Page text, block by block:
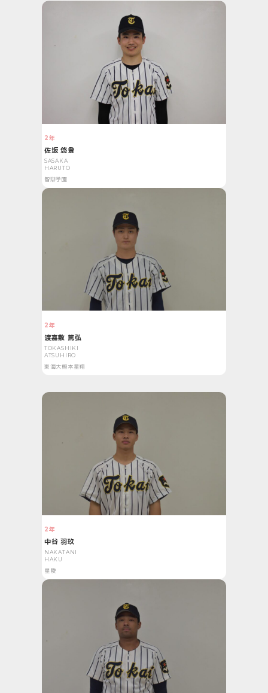
2年
佐坂 悠登
SASAKA
HARUTO
智辯学園
2年
渡嘉敷 篤弘
TOKASHIKI
ATSUHIRO
東海大熊本星翔
2年
中谷 羽玖
NAKATANI
HAKU
星陵